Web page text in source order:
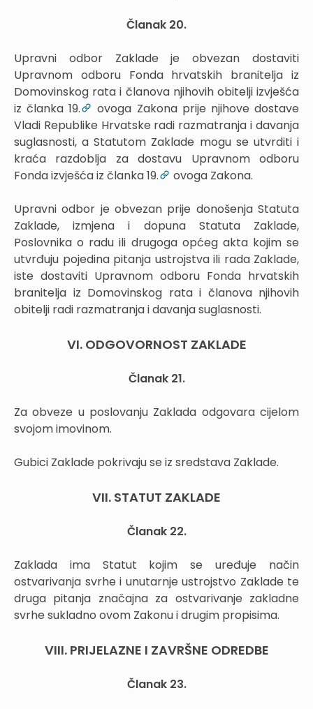
Članak 20.
Upravni odbor Zaklade je obvezan dostaviti
Upravnom odboru Fonda hrvatskih branitelja iz
Domovinskog rata i članova njihovih obitelji izvješća
iz članka 19.
ovoga Zakona prije njihove dostave
Vladi Republike Hrvatske radi razmatranja i davanja
suglasnosti, a Statutom Zaklade mogu se utvrditi i
kraća razdoblja za dostavu Upravnom odboru
Fonda izvješća iz članka 19.
ovoga Zakona.
Upravni odbor je obvezan prije donošenja Statuta
Zaklade, izmjena i dopuna Statuta Zaklade,
Poslovnika o radu ili drugoga općeg akta kojim se
utvrđuju pojedina pitanja ustrojstva ili rada Zaklade,
iste dostaviti Upravnom odboru Fonda hrvatskih
branitelja iz Domovinskog rata i članova njihovih
obitelji radi razmatranja i davanja suglasnosti.
VI. ODGOVORNOST ZAKLADE
Članak 21.
Za obveze u poslovanju Zaklada odgovara cijelom
svojom imovinom.
Gubici Zaklade pokrivaju se iz sredstava Zaklade.
VII. STATUT ZAKLADE
Članak 22.
Zaklada ima Statut kojim se uređuje način
ostvarivanja svrhe i unutarnje ustrojstvo Zaklade te
druga pitanja značajna za ostvarivanje zakladne
svrhe sukladno ovom Zakonu i drugim propisima.
VIII. PRIJELAZNE I ZAVRŠNE ODREDBE
Članak 23.